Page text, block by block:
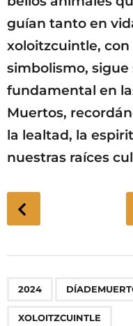
guían tanto en
xoloitzcuintle,
simbolismo,
fundamental en
Muertos,
la lealtad, la
nuestras raíces
P
o
g
2024
XOLOITZCUINTLE